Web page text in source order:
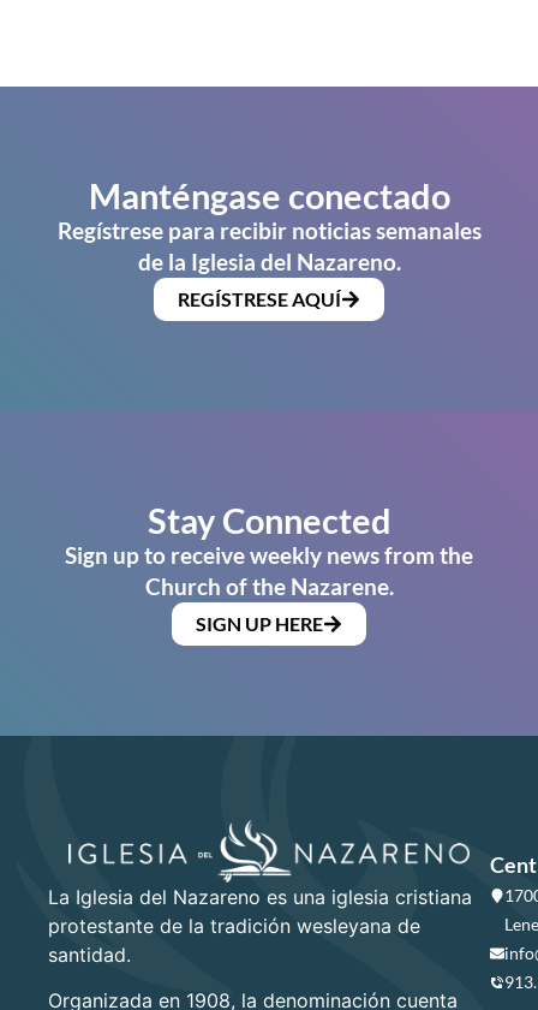
Manténgase conectado
Regístrese para recibir noticias semanales
de la Iglesia del Nazareno.
REGÍSTRESE AQUÍ
Stay Connected
Sign up to receive weekly news from the
Church of the Nazarene.
SIGN UP HERE
La Iglesia del Nazareno es una iglesia cristiana
protestante de la tradición wesleyana de
santidad.
Organizada en 1908, la denominación cuenta